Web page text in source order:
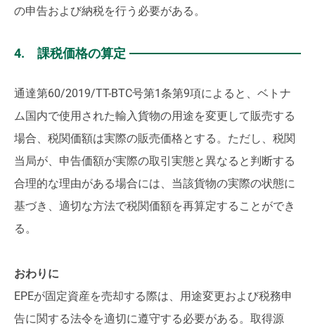
の申告および納税を行う必要がある。
4. 課税価格の算定
通達第60/2019/TT-BTC号第1条第9項によると、ベトナ
ム国内で使用された輸入貨物の用途を変更して販売する
場合、税関価額は実際の販売価格とする。ただし、税関
当局が、申告価額が実際の取引実態と異なると判断する
合理的な理由がある場合には、当該貨物の実際の状態に
基づき、適切な方法で税関価額を再算定することができ
る。
おわりに
EPEが固定資産を売却する際は、用途変更および税務申
告に関する法令を適切に遵守する必要がある。取得源